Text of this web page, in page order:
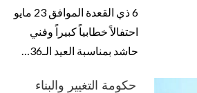
6 ذي القعدة الموافق 23 مايو
احتفالاً خطابياً كبيراً وفني
حاشد بمناسبة العيد الـ36…
حكومة التغيير والبناء